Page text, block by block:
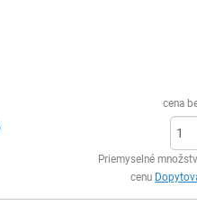
cena
Priemyselné
cenu